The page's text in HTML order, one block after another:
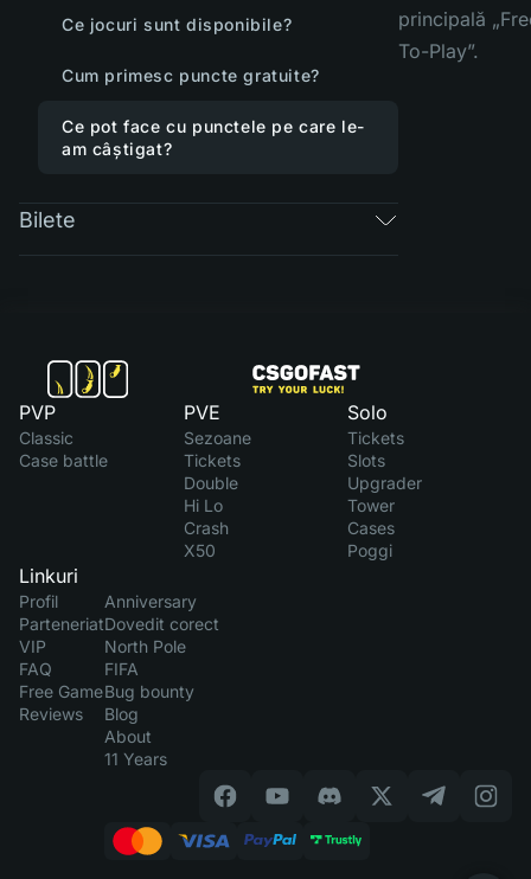
Ce jocuri sunt disponibile?
Cum primesc puncte gratuite?
Ce pot face cu punctele pe care le-
am câștigat?
Bilete
principală
To-Play”.
PVP
Classic
Case battle
PVE
Sezoane
Tickets
Double
Hi Lo
Crash
X50
Solo
Tickets
Slots
Upgrader
Tower
Cases
Poggi
Linkuri
Profil
Parteneriat
VIP
FAQ
Free Game
Reviews
Anniversary
Dovedit corect
North Pole
FIFA
Bug bounty
Blog
About
11 Years